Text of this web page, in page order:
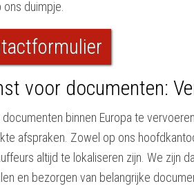
duimpje.
voor documenten:
binnen Europa te
afspraken. Zowel op ons
altijd te lokaliseren zijn. We zijn
en bezorgen van belangrijke